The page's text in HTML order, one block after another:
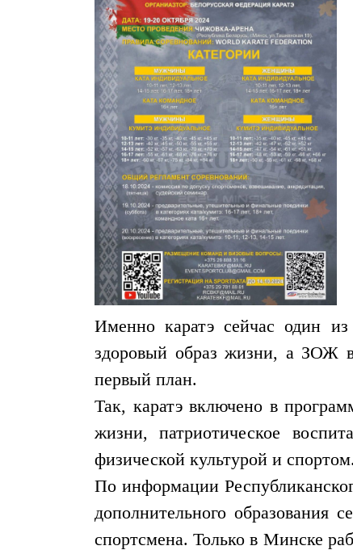
Именно каратэ сейчас один
здоровый образ жизни, а ЗОЖ
первый план.
Так, каратэ включено в
жизни, патриотическое
физической культурой и спортом.
По информации
дополнительного образования
спортсмена. Только в Минске